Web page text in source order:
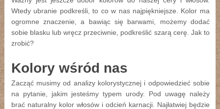
Wtedy ubranie podkreśli, to co w nas najpiękniejsze. Kolor ma
ogromne znaczenie, a bawiąc się barwami, możemy dodać
sobie blasku lub wręcz przeciwnie, podkreślić szarą cerę. Jak to
zrobić?
Kolory wśród nas
Zacząć musimy od analizy kolorystycznej i odpowiedzieć sobie
na pytanie, jakim jesteśmy typem urody. Pod uwagę należy
brać naturalny kolor włosów i odcień karnacji. Najłatwiej będzie